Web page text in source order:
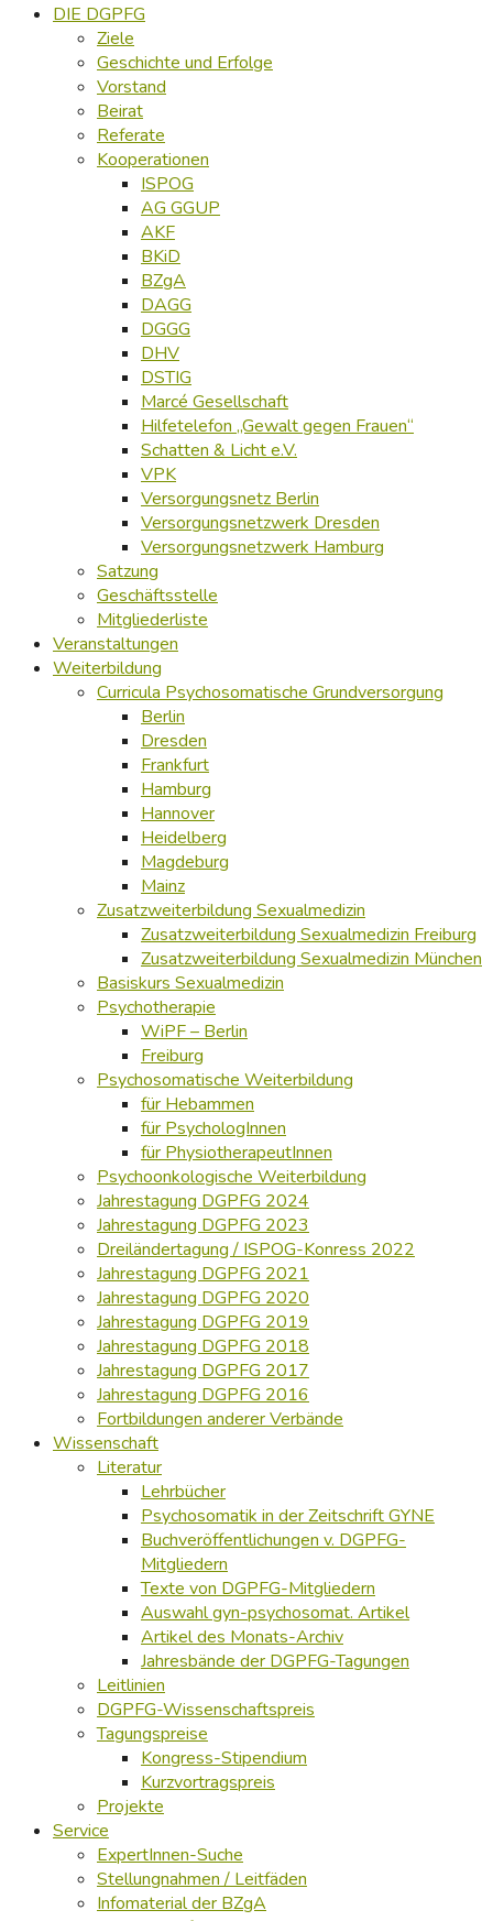
DIE DGPFG
Ziele
Geschichte und Erfolge
Vorstand
Beirat
Referate
Kooperationen
ISPOG
AG GGUP
AKF
BKiD
BZgA
DAGG
DGGG
DHV
DSTIG
Marcé Gesellschaft
Hilfetelefon „Gewalt gegen Frauen“
Schatten & Licht e.V.
VPK
Versorgungsnetz Berlin
Versorgungsnetzwerk Dresden
Versorgungsnetzwerk Hamburg
Satzung
Geschäftsstelle
Mitgliederliste
Veranstaltungen
Weiterbildung
Curricula Psychosomatische Grundversorgung
Berlin
Dresden
Frankfurt
Hamburg
Hannover
Heidelberg
Magdeburg
Mainz
Zusatzweiterbildung Sexualmedizin
Zusatzweiterbildung Sexualmedizin Freiburg
Zusatzweiterbildung Sexualmedizin München
Basiskurs Sexualmedizin
Psychotherapie
WiPF – Berlin
Freiburg
Psychosomatische Weiterbildung
für Hebammen
für PsychologInnen
für PhysiotherapeutInnen
Psychoonkologische Weiterbildung
Jahrestagung DGPFG 2024
Jahrestagung DGPFG 2023
Dreiländertagung / ISPOG-Konress 2022
Jahrestagung DGPFG 2021
Jahrestagung DGPFG 2020
Jahrestagung DGPFG 2019
Jahrestagung DGPFG 2018
Jahrestagung DGPFG 2017
Jahrestagung DGPFG 2016
Fortbildungen anderer Verbände
Wissenschaft
Literatur
Lehrbücher
Psychosomatik in der Zeitschrift GYNE
Buchveröffentlichungen v. DGPFG-
Mitgliedern
Texte von DGPFG-Mitgliedern
Auswahl gyn-psychosomat. Artikel
Artikel des Monats-Archiv
Jahresbände der DGPFG-Tagungen
Leitlinien
DGPFG-Wissenschaftspreis
Tagungspreise
Kongress-Stipendium
Kurzvortragspreis
Projekte
Service
ExpertInnen-Suche
Stellungnahmen / Leitfäden
Infomaterial der BZgA